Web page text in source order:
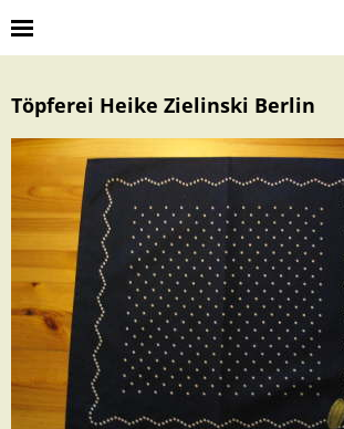
Töpferei Heike Zielinski Berlin